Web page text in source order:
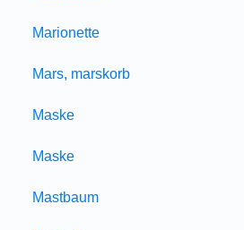
Marionette
Mars, marskorb
Maske
Maske
Mastbaum